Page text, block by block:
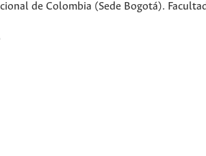
de Colombia (Sede Bogotá).